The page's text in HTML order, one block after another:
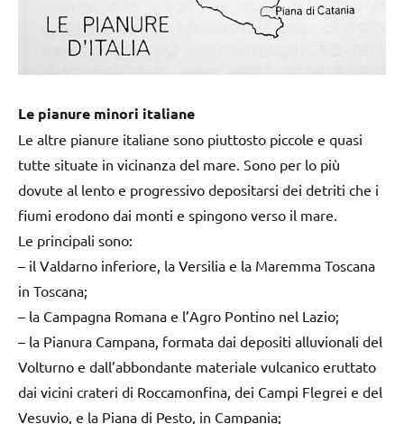
Le pianure minori italiane
Le altre pianure italiane sono piuttosto piccole e quasi
tutte situate in vicinanza del mare. Sono per lo più
dovute al lento e progressivo depositarsi dei detriti che i
fiumi erodono dai monti e spingono verso il mare.
Le principali sono:
– il Valdarno inferiore, la Versilia e la Maremma Toscana
in Toscana;
– la Campagna Romana e l’Agro Pontino nel Lazio;
– la Pianura Campana, formata dai depositi alluvionali del
Volturno e dall’abbondante materiale vulcanico eruttato
dai vicini crateri di Roccamonfina, dei Campi Flegrei e del
Vesuvio, e la Piana di Pesto, in Campania;